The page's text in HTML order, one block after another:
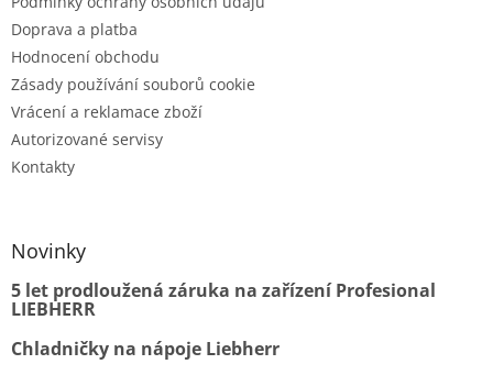
Doprava a platba
Hodnocení obchodu
Zásady používání souborů cookie
Vrácení a reklamace zboží
Autorizované servisy
Kontakty
Novinky
5 let prodloužená záruka na zařízení Profesional
LIEBHERR
Chladničky na nápoje Liebherr